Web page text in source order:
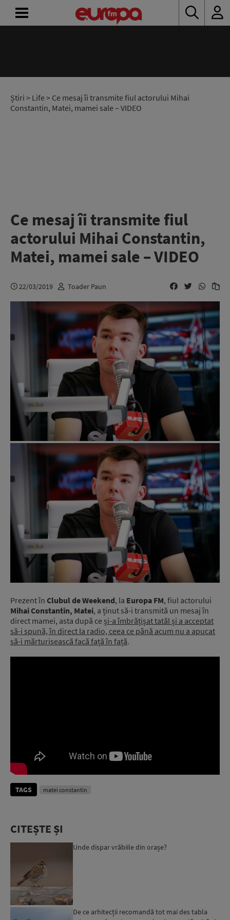
Știri > Life> Ce mesaj îi transmite fiul actorului Mihai
Constantin, Matei, mamei sale – VIDEO
Ce mesaj îi transmite fiul
actorului Mihai Constantin,
Matei, mamei sale – VIDEO
22/03/2019 Toader Paun
Prezent în Clubul de Weekend, la Europa FM, fiul actorului
Mihai Constantin, Matei, a ținut să-i transmită un mesaj în
direct mamei, asta după ce și-a îmbrățișat tatăl și a acceptat
să-i spună, în direct la radio, ceea ce până acum nu a apucat
să-i mărturisească facă față în față.
TAGS matei constantin
CITEȘTE ȘI
Unde dispar vrăbiile din orașe?
De ce arhitecții recomandă tot mai des tabla
RADIO